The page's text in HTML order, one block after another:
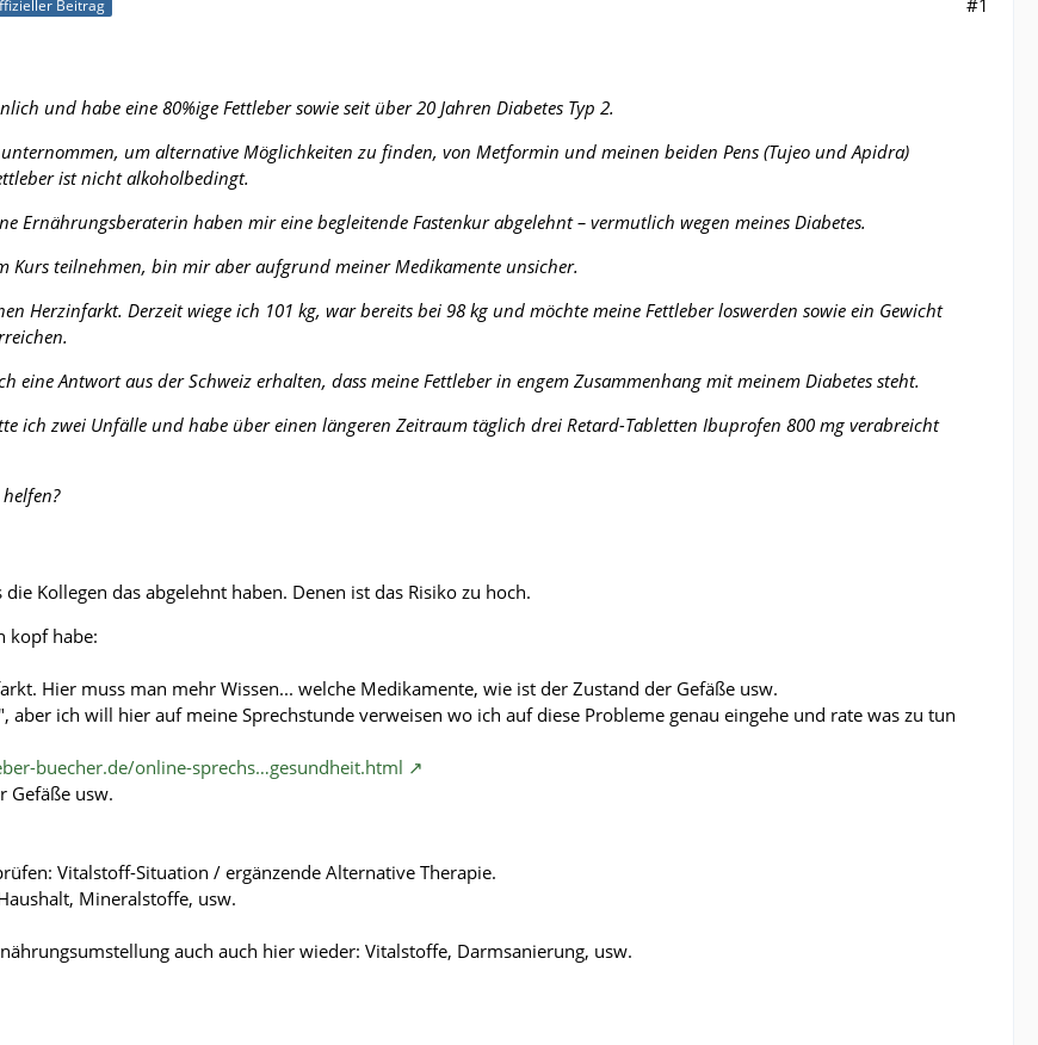
Beitrag #1
und habe eine 80%ige Fettleber sowie seit über 20 Jahren Diabetes Typ 2.
um alternative Möglichkeiten zu finden, von Metformin und meinen beiden Pens (Tujeo und Apidra)
ist nicht alkoholbedingt.
Ernährungsberaterin haben mir eine begleitende Fastenkur abgelehnt – vermutlich wegen meines Diabetes.
Kurs teilnehmen, bin mir aber aufgrund meiner Medikamente unsicher.
Herzinfarkt. Derzeit wiege ich 101 kg, war bereits bei 98 kg und möchte meine Fettleber loswerden sowie ein Gewicht
eine Antwort aus der Schweiz erhalten, dass meine Fettleber in engem Zusammenhang mit meinem Diabetes steht.
ich zwei Unfälle und habe über einen längeren Zeitraum täglich drei Retard-Tabletten Ibuprofen 800 mg verabreicht
Kollegen das abgelehnt haben. Denen ist das Risiko zu hoch.
kopf habe:
Hier muss man mehr Wissen... welche Medikamente, wie ist der Zustand der Gefäße usw.
aber ich will hier auf meine Sprechstunde verweisen wo ich auf diese Probleme genau eingehe und rate was zu tun
buecher.de/online-sprechs…gesundheit.html
Gefäße usw.
Vitalstoff-Situation / ergänzende Alternative Therapie.
Mineralstoffe, usw.
auch auch hier wieder: Vitalstoffe, Darmsanierung, usw.